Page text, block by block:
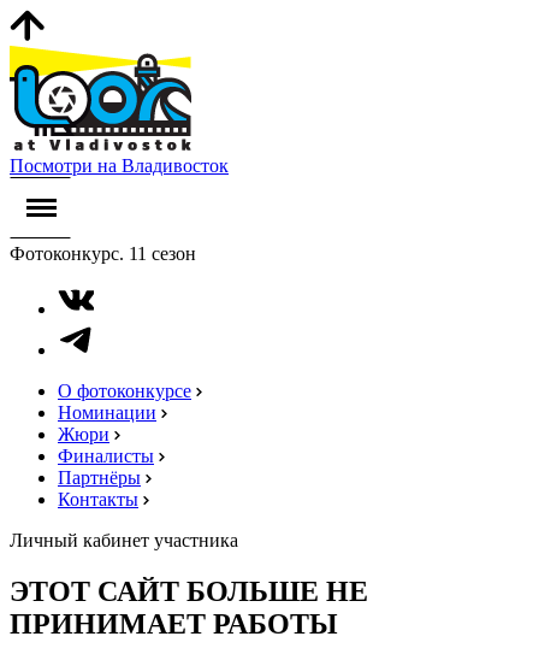
Посмотри на Владивосток
Фотоконкурс. 11 сезон
О фотоконкурсе
Номинации
Жюри
Финалисты
Партнёры
Контакты
Личный кабинет участника
ЭТОТ САЙТ БОЛЬШЕ НЕ
ПРИНИМАЕТ РАБОТЫ